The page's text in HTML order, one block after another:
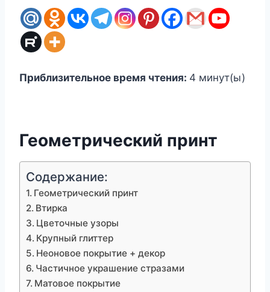
Приблизительное время чтения: 4 минут(ы)
Геометрический принт
Содержание:
Геометрический принт
Втирка
Цветочные узоры
Крупный глиттер
Неоновое покрытие + декор
Частичное украшение стразами
Матовое покрытие